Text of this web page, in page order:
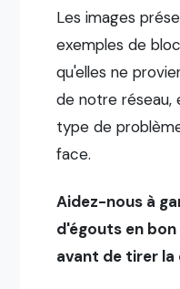
Les images
exemples de
qu'elles ne
de notre réseau,
type de
face.
Aidez-nous à
d'égouts en
avant de tirer la